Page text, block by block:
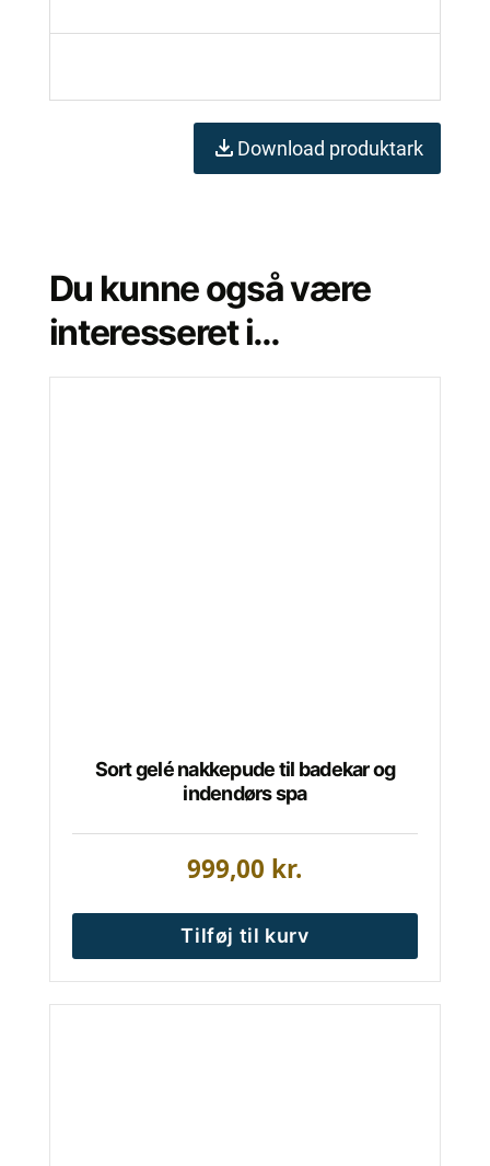
Download produktark
Du kunne også være
interesseret i…
Sort gelé nakkepude til badekar og
indendørs spa
999,00 kr.
Tilføj til kurv